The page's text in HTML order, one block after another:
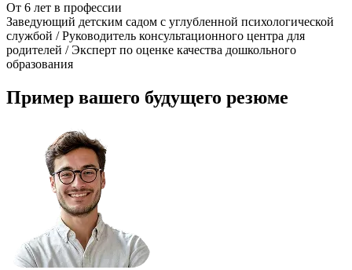
От 6 лет в профессии
Заведующий детским садом с углубленной психологической
службой / Руководитель консультационного центра для
родителей / Эксперт по оценке качества дошкольного
образования
Пример вашего будущего резюме